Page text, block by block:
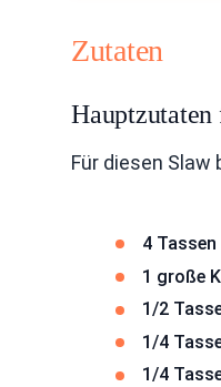
Zutaten
Für diesen
4
1 große
1/2
1/4
1/4